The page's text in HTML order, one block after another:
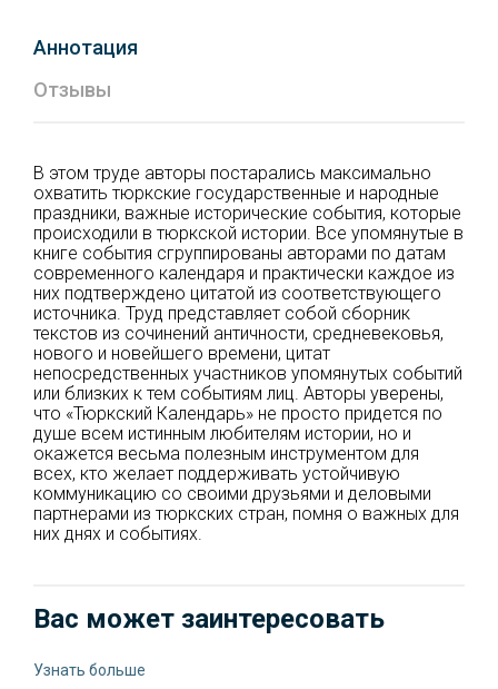
Аннотация
Отзывы
В этом труде авторы постарались максимально
охватить тюркские государственные и народные
праздники, важные исторические события, которые
происходили в тюркской истории. Все упомянутые в
книге события сгруппированы авторами по датам
современного календаря и практически каждое из
них подтверждено цитатой из соответствующего
источника. Труд представляет собой сборник
текстов из сочинений античности, средневековья,
нового и новейшего времени, цитат
непосредственных участников упомянутых событий
или близких к тем событиям лиц. Авторы уверены,
что «Тюркский Календарь» не просто придется по
душе всем истинным любителям истории, но и
окажется весьма полезным инструментом для
всех, кто желает поддерживать устойчивую
коммуникацию со своими друзьями и деловыми
партнерами из тюркских стран, помня о важных для
них днях и событиях.
Вас может заинтересовать
Узнать больше